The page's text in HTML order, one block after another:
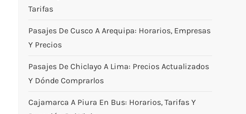
Tarifas
Pasajes De Cusco A Arequipa: Horarios, Empresas
Y Precios
Pasajes De Chiclayo A Lima: Precios Actualizados
Y Dónde Comprarlos
Cajamarca A Piura En Bus: Horarios, Tarifas Y